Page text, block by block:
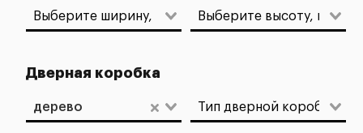
Дверная коробка
дерево